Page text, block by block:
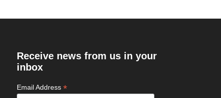
Receive news from us in your
inbox
Email Address *